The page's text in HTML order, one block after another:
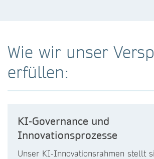
Wie wir unser
erfüllen:
KI-Governance und
Innovationsprozesse
Unser KI-Innovationsrahmen stellt